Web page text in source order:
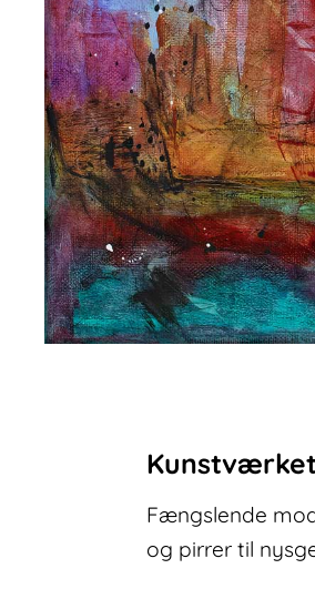
Fængslende
og pirrer til